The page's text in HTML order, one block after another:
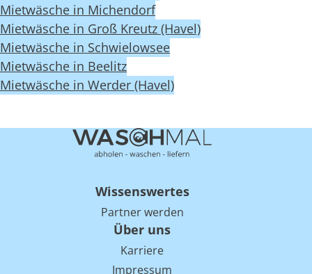
Mietwäsche in Michendorf
Mietwäsche in Groß Kreutz (Havel)
Mietwäsche in Schwielowsee
Mietwäsche in Beelitz
Mietwäsche in Werder (Havel)
Wissenswertes
Partner werden
Über uns
Karriere
Impressum